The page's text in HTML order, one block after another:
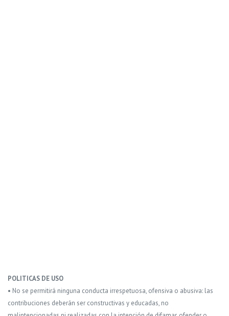
POLITICAS DE USO
• No se permitirá ninguna conducta irrespetuosa, ofensiva o abusiva: las
contribuciones deberán ser constructivas y educadas, no